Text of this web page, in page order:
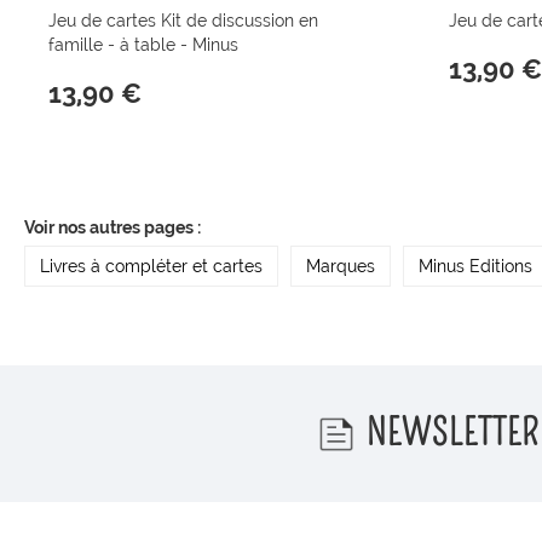
Jeu de cartes Kit de discussion en
famille - à table - Minus
13,90 €
Jeu de
13,90 €
Voir nos autres pages :
Livres à compléter et cartes
Marques Minus Editions
NEWSLETTER